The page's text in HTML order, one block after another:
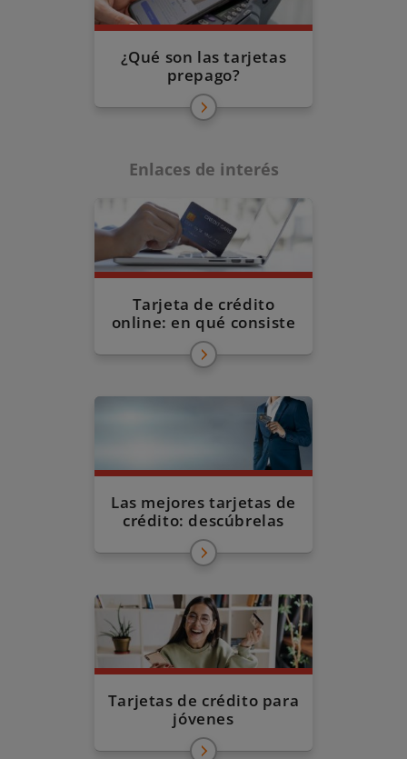
¿Qué son las tarjetas
prepago?
Enlaces de interés
Tarjeta de crédito
online: en qué consiste
Las mejores tarjetas de
crédito: descúbrelas
Tarjetas de crédito para
jóvenes